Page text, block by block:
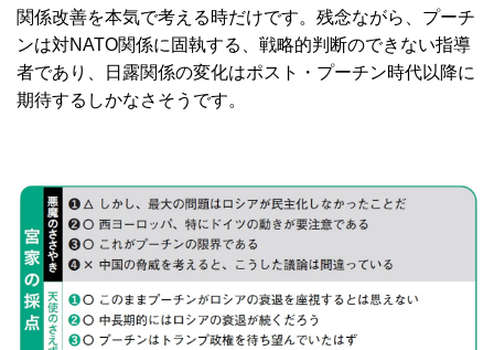
関係改善を本気で考える時だけです。残念ながら、プーチ
ンは対NATO関係に固執する、戦略的判断のできない指導
者であり、日露関係の変化はポスト・プーチン時代以降に
期待するしかなさそうです。